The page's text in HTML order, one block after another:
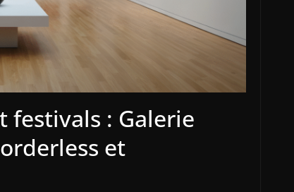
festivals : Galerie
et